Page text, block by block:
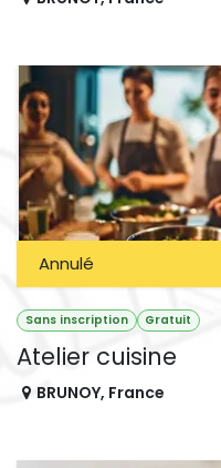
Annulé
Sans inscription Gratuit
Atelier cuisine
BRUNOY, France